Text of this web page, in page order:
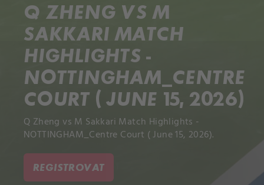
Q ZHENG VS M
SAKKARI MATCH
HIGHLIGHTS -
NOTTINGHAM_CENTRE
COURT ( JUNE 15, 2026)
Q Zheng vs M Sakkari Match Highlights -
NOTTINGHAM_Centre Court ( June 15, 2026).
REGISTROVAT